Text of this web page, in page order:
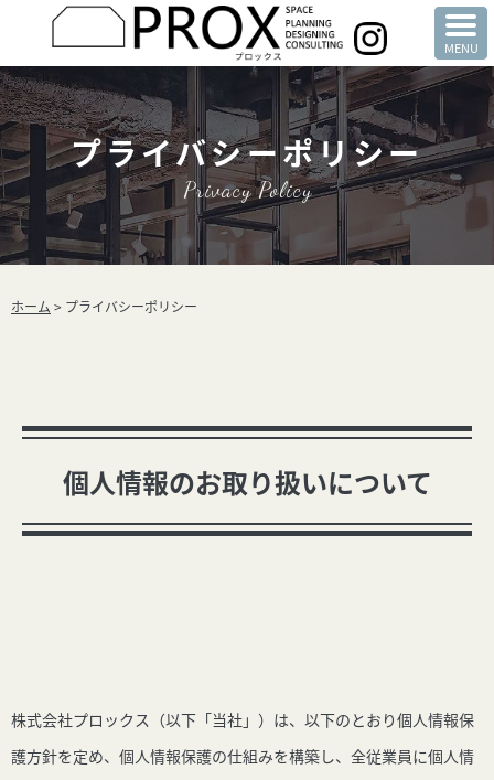
プライバシーポリシー
Privacy Policy
ホーム > プライバシーポリシー
個人情報のお取り扱いについて
株式会社プロックス（以下「当社」）は、以下のとおり個人情報保
護方針を定め、個人情報保護の仕組みを構築し、全従業員に個人情